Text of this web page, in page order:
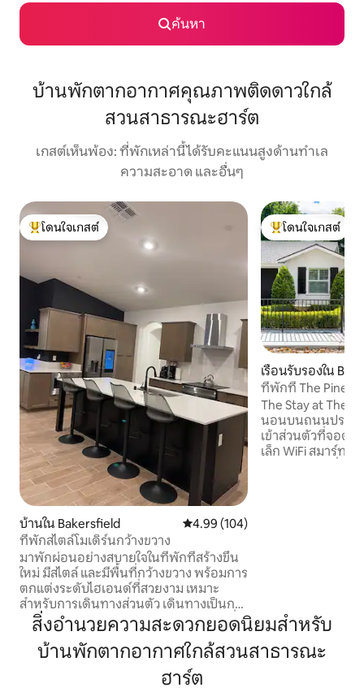
ค้นหา
บ้านพักตากอากาศคุณภาพติดดาวใกล้
สวนสาธารณะฮาร์ต
เกสต์เห็นพ้อง: ที่พักเหล่านี้ได้รับคะแนนสูงด้านทำเล
ความสะอาด และอื่นๆ
โดนใจเกสต์ที่สุด
โดนใจเกสต์
บ้านใน Bakersfield คะแนนเฉลี่ย 4.99 จาก 5, 104 รีวิว
4.99 (104)
ที่พักสไตล์โมเดิร์นกว้างขวาง
มาพักผ่อนอย่างสบายใจในที่พักที่สร้างขึ้น
ใหม่ มีสไตล์ และมีพื้นที่กว้างขวาง พร้อมการ
ตกแต่งระดับไฮเอนด์ที่สวยงาม เหมาะ
สำหรับการเดินทางส่วนตัว เดินทางเป็นก
ลุ่ม เดินทางเป็นครอบครัว หรือเดินทางเพื่อ
ทำงาน มีสิ่งอำนวยความสะดวกที่จำเป็น
ทั้งหมดที่คุณต้องการสำหรับการเข้าพักที่
สะดวกสบายไม่ว่าจะเป็นการเข้าพักระยะ
ยาวหรือระยะสั้น 2 ห้องนอน 2 เตียงคิงไซส์
โดนใจเกสต์ที่สุด
โดนใจเกสต์
เรือนรับรองใน
ที่พักที่ The Pine
The Stay at The
นอนบนถนนประวัติ
เข้าส่วนตัวที่จอด
เล็ก WiFi สมาร์ทที
สิ่งอำนวยความสะดวกยอดนิยมสำหรับ
บ้านพักตากอากาศใกล้สวนสาธารณะ
ฮาร์ต